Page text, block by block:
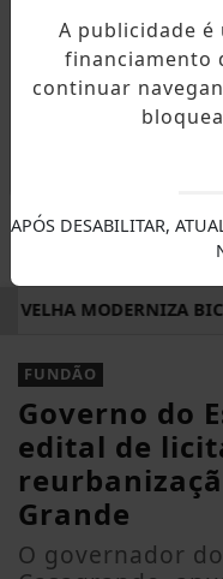
VELHA MODERNIZA
EM ALTA
FUNDÃO
Governo do
edital de
Grande
O governador
A publicidade
financiamento
continuar
APÓS DESABILITAR,